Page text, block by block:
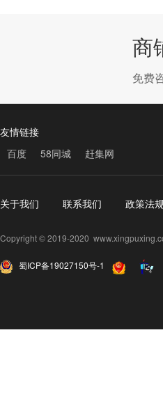
商
免费
友情链接
百度
58同城 赶集网
关于我们 联系我们 政策法
Copyright © 2019-2020
蜀ICP备19027150号-1